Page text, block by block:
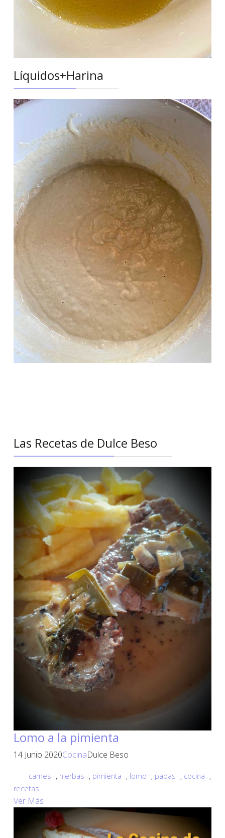
Líquidos+Harina
Las Recetas de Dulce Beso
Lomo a la pimienta
14 Junio 2020CocinaDulce Beso
carnes , hierbas , pimienta , lomo , papas , cocina ,
recetas
Ver Más